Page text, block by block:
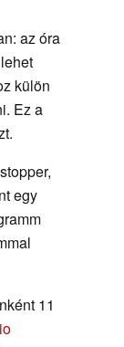
az óra
külön
Ez a
egy
11